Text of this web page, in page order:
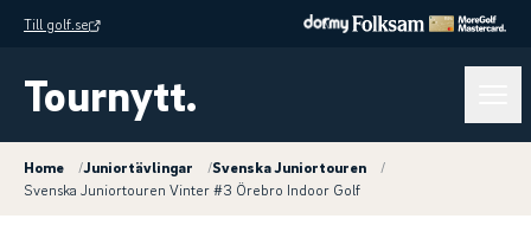
Till golf.se
Tournytt.
Home /Juniortävlingar /Svenska Juniortouren
/
Svenska Juniortouren Vinter #3 Örebro Indoor Golf